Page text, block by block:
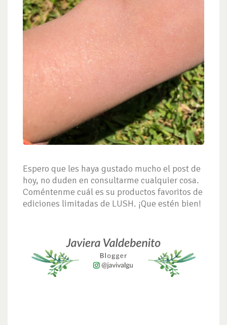
Espero que les haya gustado mucho el post de
hoy, no duden en consultarme cualquier cosa.
Coméntenme cuál es su productos favoritos de
ediciones limitadas de LUSH. ¡Que estén bien!